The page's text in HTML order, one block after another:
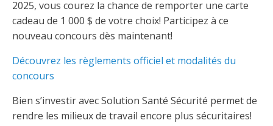
Inondations
Sinistre
Lois et règlements
Condamnations pour exercice illégal
Avantages et privilèges pour les membres
Le programme d'épargne collectif des fonds
d'investissement CORMEL | SÉCURE
H-Q, Telus et autres partenaires
Demande de validation d’un dispensateur
Demande de reconnaissance d’une formation
2025, vous courez la chance de remporter une carte
cadeau de 1 000 $ de votre choix! Participez à ce
nouveau concours dès maintenant!
Découvrez les règlements officiel et modalités du
concours
Bien s’investir avec Solution Santé Sécurité permet de
rendre les milieux de travail encore plus sécuritaires!